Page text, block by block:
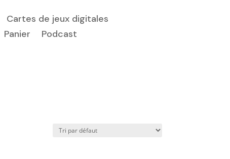
Cartes de jeux digitales
Panier Podcast